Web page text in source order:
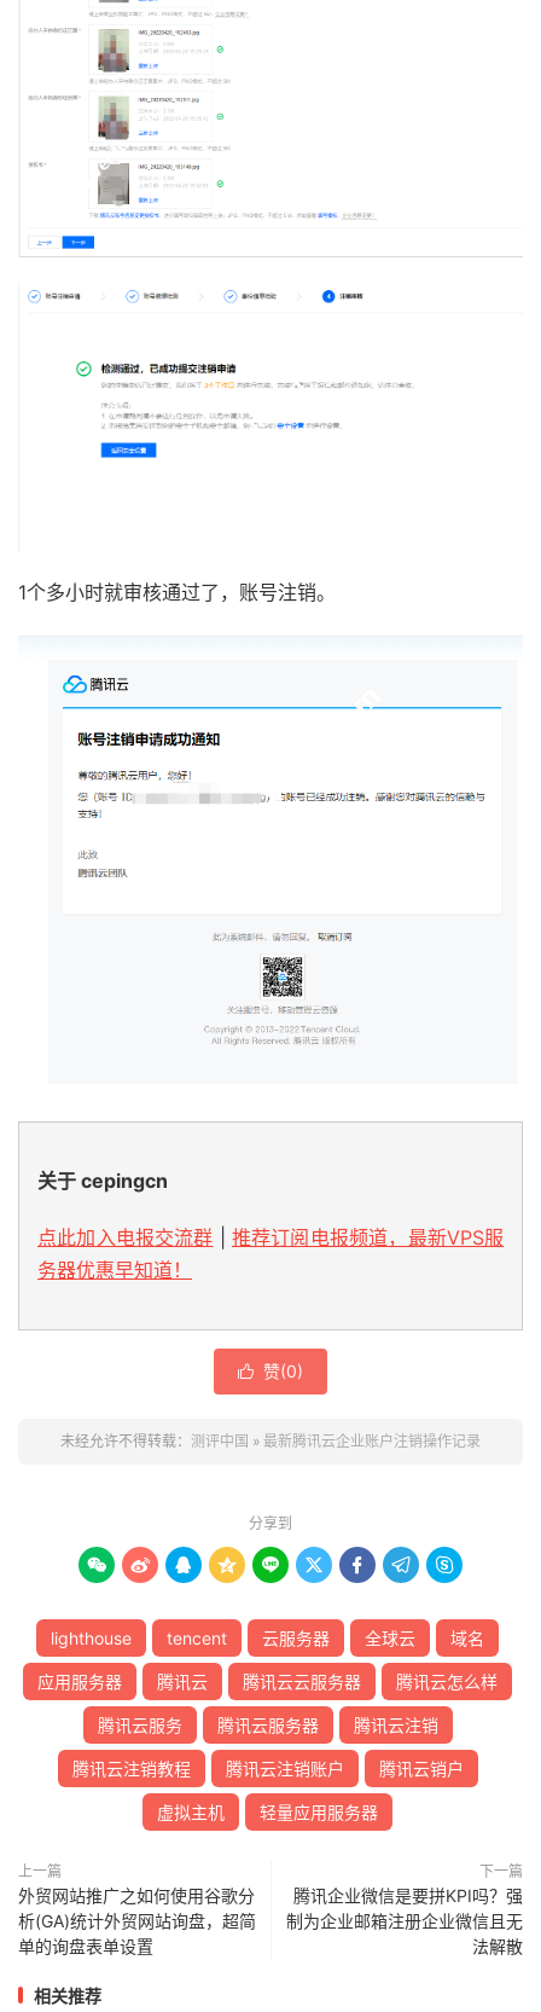
1个多小时就审核通过了，账号注销。
关于 cepingcn
点此加入电报交流群
推荐订阅电报频道，最新VPS服
务器优惠早知道！
 赞(0)
未经允许不得转载： 测评中国 » 最新腾讯云企业账户注销操作记录
分享到
        
lighthouse tencent 云服务器 全球云 域名
应用服务器 腾讯云 腾讯云云服务器 腾讯云怎么样
腾讯云服务 腾讯云服务器 腾讯云注销
腾讯云注销教程 腾讯云注销账户 腾讯云销户
虚拟主机 轻量应用服务器
上一篇
外贸网站推广之如何使用谷歌分
析(GA)统计外贸网站询盘，超简
单的询盘表单设置
下一篇
腾讯企业微信是要拼KPI吗？强
制为企业邮箱注册企业微信且无
法解散
相关推荐